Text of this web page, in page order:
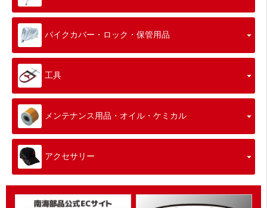
バイクカバー・ロック・保管用品
工具
メンテナンス用品・オイル・ケミカル
アクセサリー